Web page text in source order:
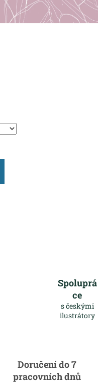
Spoluprá
ce
s českými
ilustrátory
Doručení do 7
pracovních dnů